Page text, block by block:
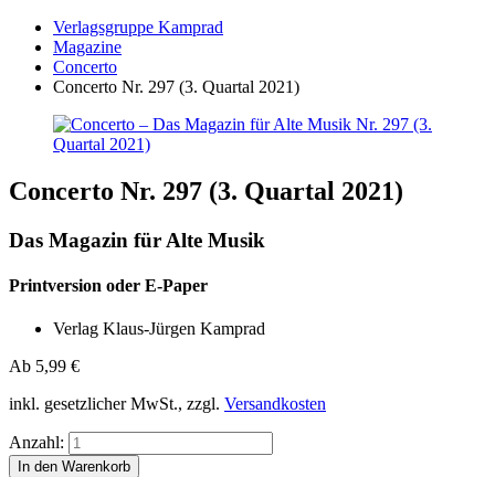
Verlagsgruppe Kamprad
Magazine
Concerto
Concerto Nr. 297 (3. Quartal 2021)
Concerto Nr. 297 (3. Quartal 2021)
Das Magazin für Alte Musik
Printversion oder E-Paper
Verlag Klaus-Jürgen Kamprad
Ab 5,99 €
inkl. gesetzlicher MwSt., zzgl. Versandkosten
Anzahl: